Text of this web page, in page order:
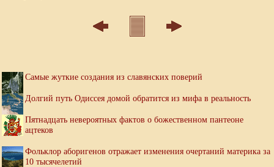
Самые жуткие создания из славянских поверий
Долгий путь Одиссея домой обратится из мифа в реальность
Пятнадцать невероятных фактов о божественном пантеоне
ацтеков
Фольклор аборигенов отражает изменения очертаний материка за
10 тысячелетий